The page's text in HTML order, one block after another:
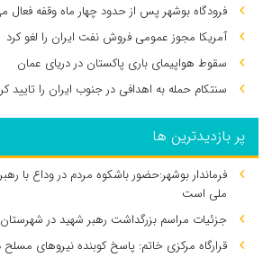
فرودگاه بوشهر پس از حدود چهار ماه وقفه فعال
آمریکا مجوز عمومی فروش نفت ایران را لغو کرد
سقوط هواپیمای باری پاکستان در دریای عمان
سنتکام حمله به اهدافی در جنوب ایران را تایید
پر بازدیدترین ها
فرماندار بوشهر:حضور باشکوه مردم در وداع با
ملی است
جزئیات مراسم بزرگداشت رهبر شهید در
قرارگاه مرکزی خاتم: پاسخ کوبنده نیروهای